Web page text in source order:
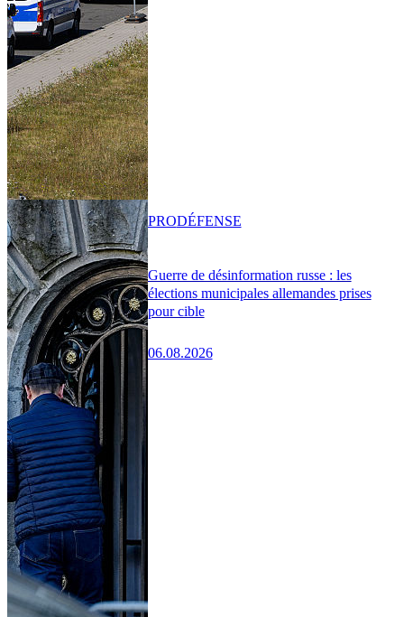
Guerre de désinformation russe : les
élections municipales allemandes prises
pour cible
06.08.2026
PRODÉFENSE